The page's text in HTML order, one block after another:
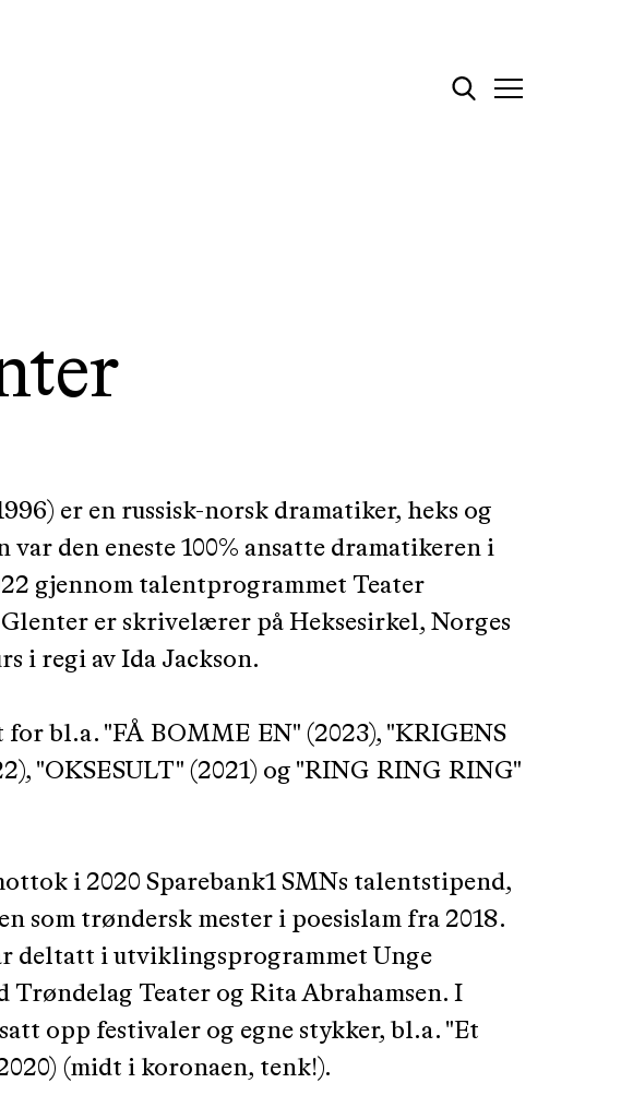
er en russisk-norsk dramatiker, heks og
den eneste 100% ansatte dramatikeren i
gjennom talentprogrammet Teater
er skrivelærer på Heksesirkel, Norges
i regi av Ida Jackson.
bl.a. "FÅ BOMME EN" (2023), "KRIGENS
"OKSESULT" (2021) og "RING RING RING"
i 2020 Sparebank1 SMNs talentstipend,
som trøndersk mester i poesislam fra 2018.
deltatt i utviklingsprogrammet Unge
Trøndelag Teater og Rita Abrahamsen. I
opp festivaler og egne stykker, bl.a. "Et
(midt i koronaen, tenk!).